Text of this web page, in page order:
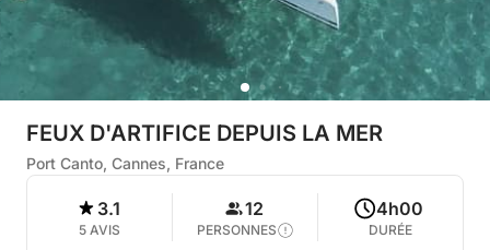
FEUX D'ARTIFICE DEPUIS LA MER
Port Canto, Cannes, France
3.1
5 AVIS
12
PERSONNES
4h00
DURÉE